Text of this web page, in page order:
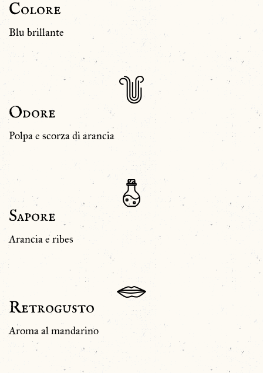
Colore
Blu brillante
Odore
Polpa e scorza di arancia
Sapore
Arancia e ribes
Retrogusto
Aroma al mandarino